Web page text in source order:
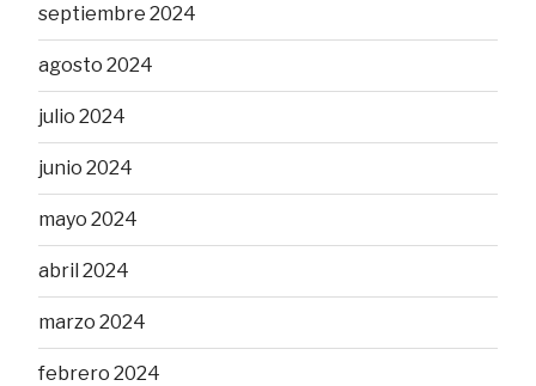
septiembre 2024
agosto 2024
julio 2024
junio 2024
mayo 2024
abril 2024
marzo 2024
febrero 2024